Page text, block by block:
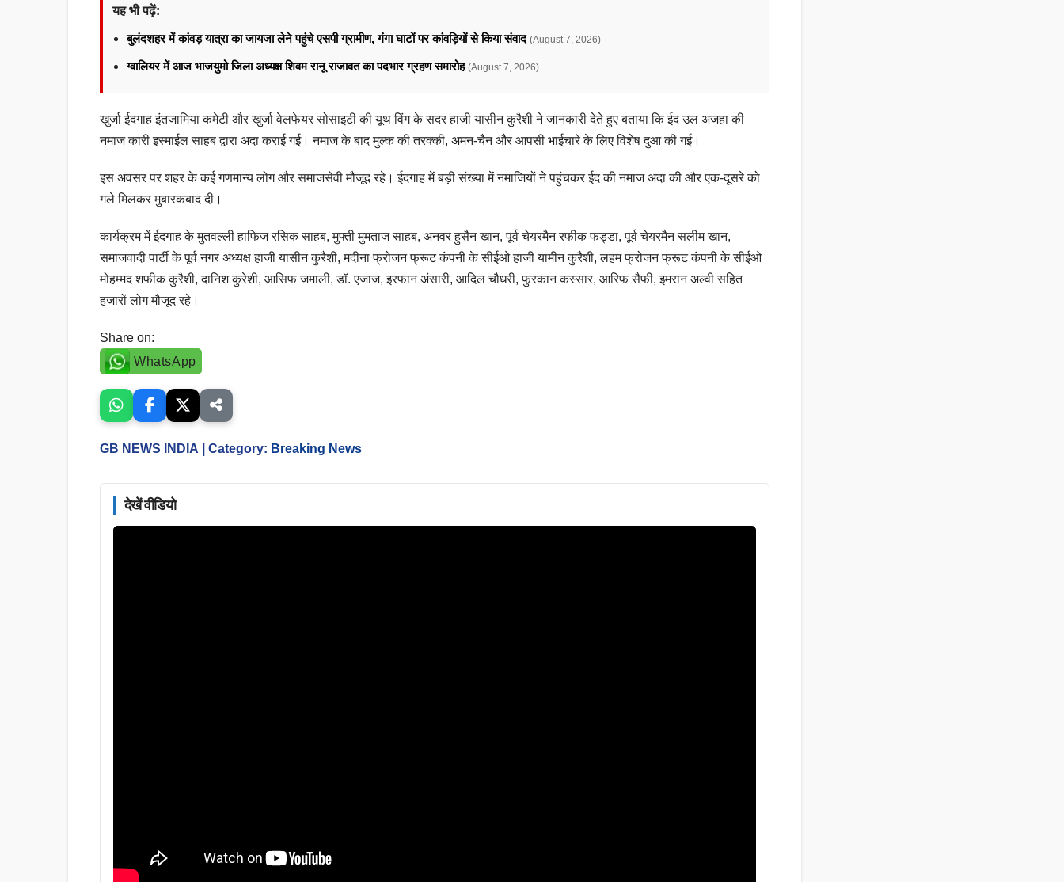
यह भी पढ़ें:
बुलंदशहर में कांवड़ यात्रा का जायजा लेने पहुंचे एसपी ग्रामीण, गंगा घाटों पर कांवड़ियों से किया संवाद (August 7, 2026)
ग्वालियर में आज भाजयुमो जिला अध्यक्ष शिवम रानू राजावत का पदभार ग्रहण समारोह (August 7, 2026)
खुर्जा ईदगाह इंतजामिया कमेटी और खुर्जा वेलफेयर सोसाइटी की यूथ विंग के सदर हाजी यासीन कुरैशी ने जानकारी देते हुए बताया कि ईद उल अजहा की
नमाज कारी इस्माईल साहब द्वारा अदा कराई गई। नमाज के बाद मुल्क की तरक्की, अमन-चैन और आपसी भाईचारे के लिए विशेष दुआ की गई।
इस अवसर पर शहर के कई गणमान्य लोग और समाजसेवी मौजूद रहे। ईदगाह में बड़ी संख्या में नमाजियों ने पहुंचकर ईद की नमाज अदा की और एक-दूसरे को
गले मिलकर मुबारकबाद दी।
कार्यक्रम में ईदगाह के मुतवल्ली हाफिज रसिक साहब, मुफ्ती मुमताज साहब, अनवर हुसैन खान, पूर्व चेयरमैन रफीक फड्डा, पूर्व चेयरमैन सलीम खान,
समाजवादी पार्टी के पूर्व नगर अध्यक्ष हाजी यासीन कुरैशी, मदीना फ्रोजन फ्रूट कंपनी के सीईओ हाजी यामीन कुरैशी, लहम फ्रोजन फ्रूट कंपनी के सीईओ
मोहम्मद शफीक कुरैशी, दानिश कुरेशी, आसिफ जमाली, डॉ. एजाज, इरफान अंसारी, आदिल चौधरी, फुरकान कस्सार, आरिफ सैफी, इमरान अल्वी सहित
हजारों लोग मौजूद रहे।
Share on:
WhatsApp
GB NEWS INDIA | Category: Breaking News
देखें वीडियो